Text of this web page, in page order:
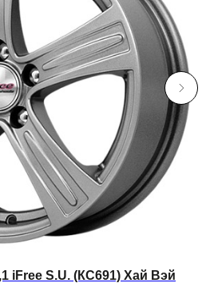
iFree S.U. (КС691) Хай Вэй